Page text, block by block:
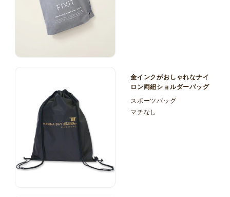
金インクがおしゃれなナイ
ロン両紐ショルダーバッグ
スポーツバッグ
マチなし